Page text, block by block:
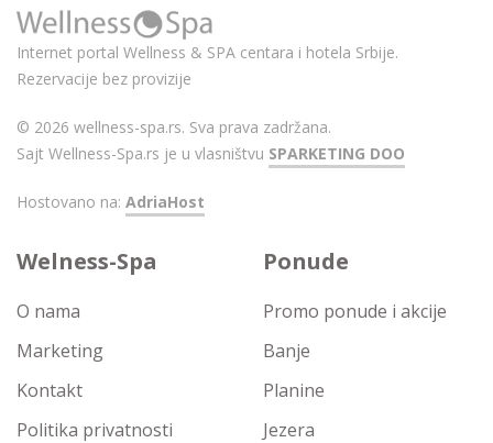
Internet portal Wellness & SPA centara i hotela Srbije.
Rezervacije bez provizije
© 2026 wellness-spa.rs. Sva prava zadržana.
Sajt Wellness-Spa.rs je u vlasništvu SPARKETING DOO
Hostovano na: AdriaHost
Welness-Spa
O nama
Marketing
Kontakt
Politika privatnosti
Ponude
Promo ponude i akcije
Banje
Planine
Jezera